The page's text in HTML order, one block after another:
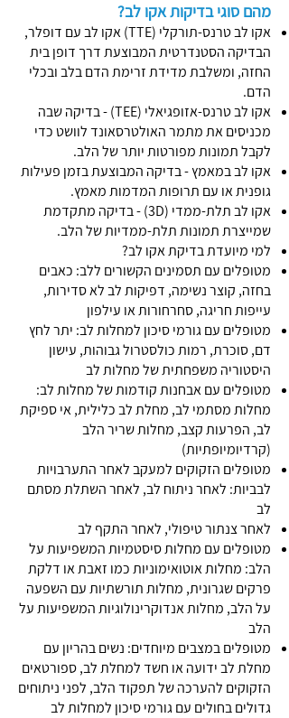
מהם סוגי בדיקות אקו לב?
אקו לב טרנס-תורקלי (TTE) אקו לב עם דופלר,
הבדיקה הסטנדרטית המבוצעת דרך דופן בית
החזה, ומשלבת מדידת זרימת הדם בלב ובכלי
הדם.
אקו לב טרנס-אזופגיאלי (TEE) - בדיקה שבה
מכניסים את מתמר האולטרסאונד לוושט כדי
לקבל תמונות מפורטות יותר של הלב.
אקו לב במאמץ - בדיקה המבוצעת בזמן פעילות
גופנית או עם תרופות המדמות מאמץ.
אקו לב תלת-ממדי (3D) - בדיקה מתקדמת
שמייצרת תמונות תלת-ממדיות של הלב.
למי מיועדת בדיקת אקו לב?
מטופלים עם תסמינים הקשורים ללב: כאבים
בחזה, קוצר נשימה, דפיקות לב לא סדירות,
עייפות חריגה, סחרחורות או עילפון
מטופלים עם גורמי סיכון למחלות לב: יתר לחץ
דם, סוכרת, רמות כולסטרול גבוהות, עישון
היסטוריה משפחתית של מחלות לב
מטופלים עם אבחנות קודמות של מחלות לב:
מחלות מסתמי לב, מחלת לב כלילית, אי ספיקת
לב, הפרעות קצב, מחלות שריר הלב
(קרדיומיופתיות)
מטופלים הזקוקים למעקב לאחר התערבויות
לבביות: לאחר ניתוח לב, לאחר השתלת מסתם
לב
לאחר צנתור טיפולי, לאחר התקף לב
מטופלים עם מחלות סיסטמיות המשפיעות על
הלב: מחלות אוטואימוניות כמו זאבת או דלקת
פרקים שגרונית, מחלות תורשתיות עם השפעה
על הלב, מחלות אנדוקרינולוגיות המשפיעות על
הלב
מטופלים במצבים מיוחדים: נשים בהריון עם
מחלת לב ידועה או חשד למחלת לב, ספורטאים
הזקוקים להערכה של תפקוד הלב, לפני ניתוחים
גדולים בחולים עם גורמי סיכון למחלות לב